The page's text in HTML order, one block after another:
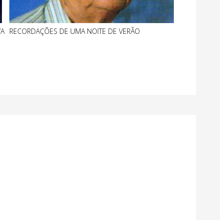
RECORDAÇÕES DE UMA NOITE DE VERÃO